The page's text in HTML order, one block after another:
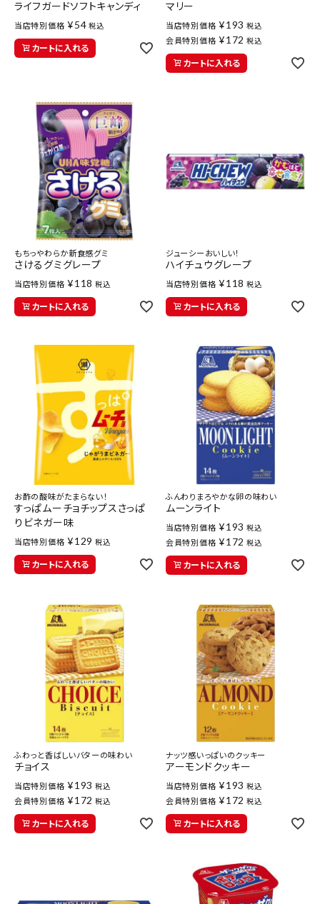
ライフガードソフトキャンディ
当店特別価格 ¥54 税込
カートに入れる
マリー
当店特別価格 ¥193 税込
会員特別価格 ¥172 税込
カートに入れる
もちっやわらか新食感グミ
さけるグミグレープ
当店特別価格 ¥118 税込
カートに入れる
ジューシーおいしい！
ハイチュウグレープ
当店特別価格 ¥118 税込
カートに入れる
お酢の酸味がたまらない！
すっぱムーチョチップスさっぱ
りビネガー味
当店特別価格 ¥129 税込
カートに入れる
ふんわりまろやかな卵の味わい
ムーンライト
当店特別価格 ¥193 税込
会員特別価格 ¥172 税込
カートに入れる
ふわっと香ばしいバターの味わい
チョイス
当店特別価格 ¥193 税込
会員特別価格 ¥172 税込
カートに入れる
ナッツ感いっぱいのクッキー
アーモンドクッキー
当店特別価格 ¥193 税込
会員特別価格 ¥172 税込
カートに入れる